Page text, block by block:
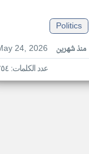
Politics
24, 2026
منذ شهرين
عدد الكلمات: ٢٥٤